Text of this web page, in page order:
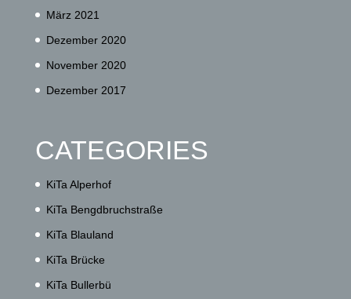
März 2021
Dezember 2020
November 2020
Dezember 2017
CATEGORIES
KiTa Alperhof
KiTa Bengdbruchstraße
KiTa Blauland
KiTa Brücke
KiTa Bullerbü